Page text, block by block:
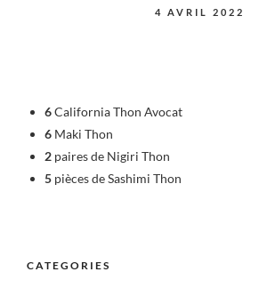
4 AVRIL 2022
6California Thon Avocat
6 Maki Thon
2 paires de Nigiri Thon
5 pièces de Sashimi Thon
CATEGORIES